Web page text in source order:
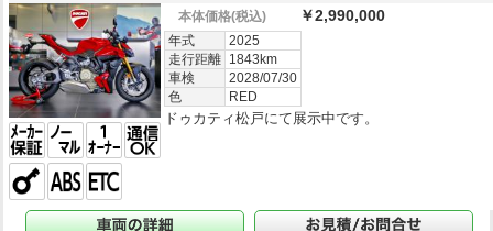
本体価格(税込) ￥2,990,000
年式
2025
走行距離 1843km
車検
2028/07/30
色
RED
ドゥカティ松戸にて展示中です。